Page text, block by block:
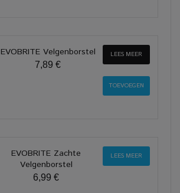
EVOBRITE Velgenborstel
7,89 €
LEES MEER
EVOBRITE Zachte
Velgenborstel
6,99 €
LEES MEER